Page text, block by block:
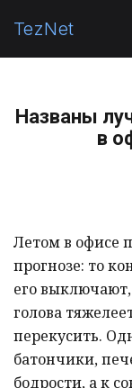
TezNet
ПОЛИТИКА
Названы
в
Летом в офисе
прогнозе: то
его
голова
перекусить.
батончики,
бодрости, а к